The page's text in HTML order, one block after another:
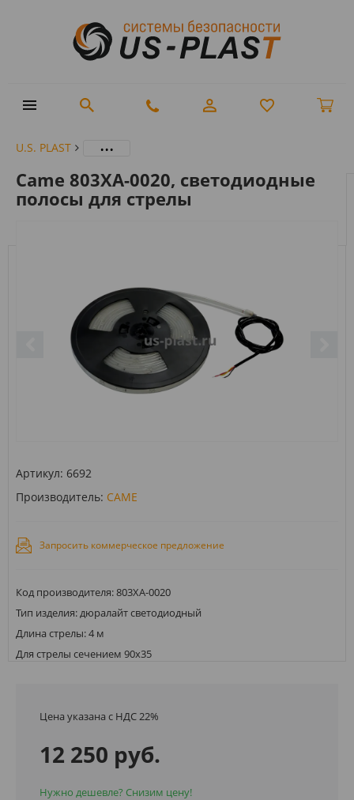
U.S. PLAST ...
Came 803XA-0020, светодиодные
полосы для стрелы
Артикул: 6692
Производитель: CAME
Запросить коммерческое предложение
Код производителя: 803XA-0020
Тип изделия: дюралайт светодиодный
Длина стрелы: 4 м
Для стрелы сечением 90х35
Цена указана с НДС 22%
12 250 руб.
Нужно дешевле? Снизим цену!